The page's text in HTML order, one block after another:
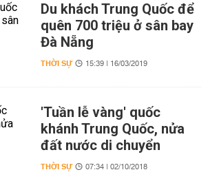
Du khách Trung Quốc để
quên 700 triệu ở sân bay
Đà Nẵng
THỜI SỰ 15:39 | 16/03/2019
'Tuần lễ vàng' quốc
khánh Trung Quốc, nửa
đất nước di chuyển
THỜI SỰ 07:34 | 02/10/2018